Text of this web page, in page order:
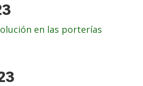
en las porterías